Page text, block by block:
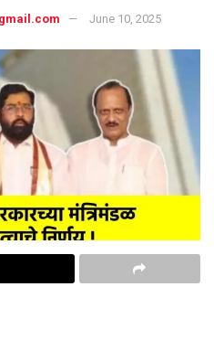
June 10, 2025